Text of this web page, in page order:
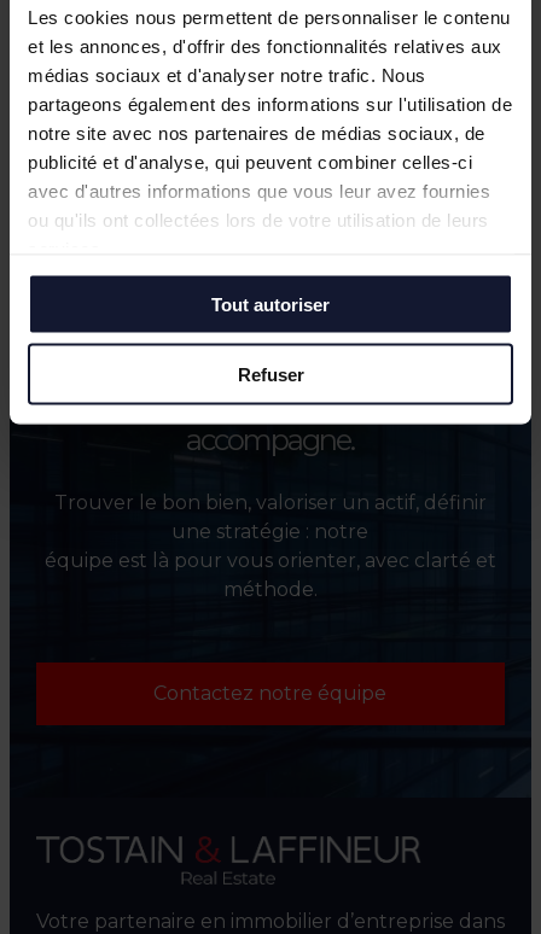
Les cookies nous permettent de personnaliser le contenu
et les annonces, d'offrir des fonctionnalités relatives aux
médias sociaux et d'analyser notre trafic. Nous
partageons également des informations sur l'utilisation de
notre site avec nos partenaires de médias sociaux, de
publicité et d'analyse, qui peuvent combiner celles-ci
avec d'autres informations que vous leur avez fournies
ou qu'ils ont collectées lors de votre utilisation de leurs
Tout autoriser
Refuser
Besoin d’un point de départ ?On vous
accompagne.
Trouver le bon bien, valoriser un actif, définir
une stratégie : notre
équipe est là pour vous orienter, avec clarté et
méthode.
Contactez notre équipe
Votre partenaire en immobilier d’entreprise dans